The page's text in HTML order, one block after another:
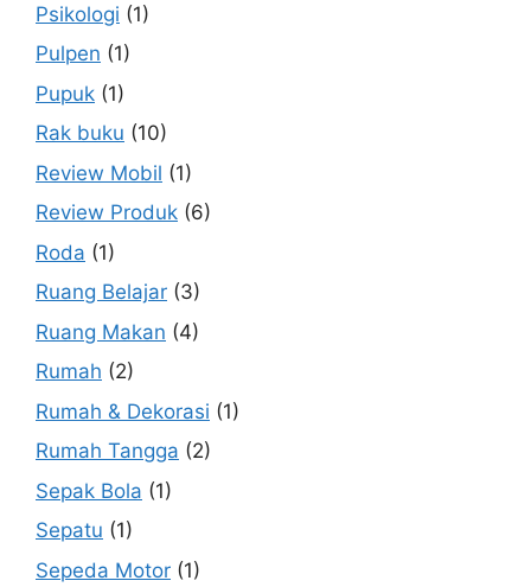
Psikologi (1)
Pulpen (1)
Pupuk (1)
Rak buku (10)
Review Mobil (1)
Review Produk (6)
Roda (1)
Ruang Belajar (3)
Ruang Makan (4)
Rumah (2)
Rumah & Dekorasi (1)
Rumah Tangga (2)
Sepak Bola (1)
Sepatu (1)
Sepeda Motor (1)